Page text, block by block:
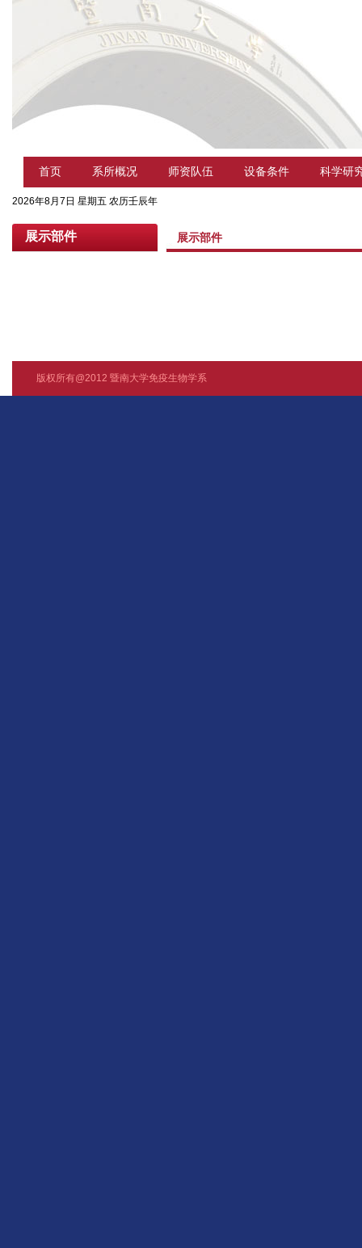
首页 系所概况 师资队伍 设备条件 科学研
2026年8月7日 星期五 农历壬辰年
展示部件 展示部件
版权所有@2012 暨南大学免疫生物学系